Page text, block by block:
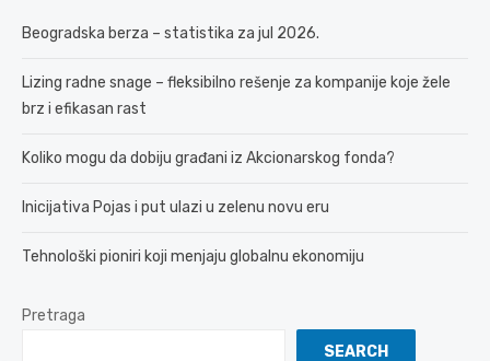
Beogradska berza – statistika za jul 2026.
Lizing radne snage – fleksibilno rešenje za kompanije koje žele
brz i efikasan rast
Koliko mogu da dobiju građani iz Akcionarskog fonda?
Inicijativa Pojas i put ulazi u zelenu novu eru
Tehnološki pioniri koji menjaju globalnu ekonomiju
Pretraga
SEARCH